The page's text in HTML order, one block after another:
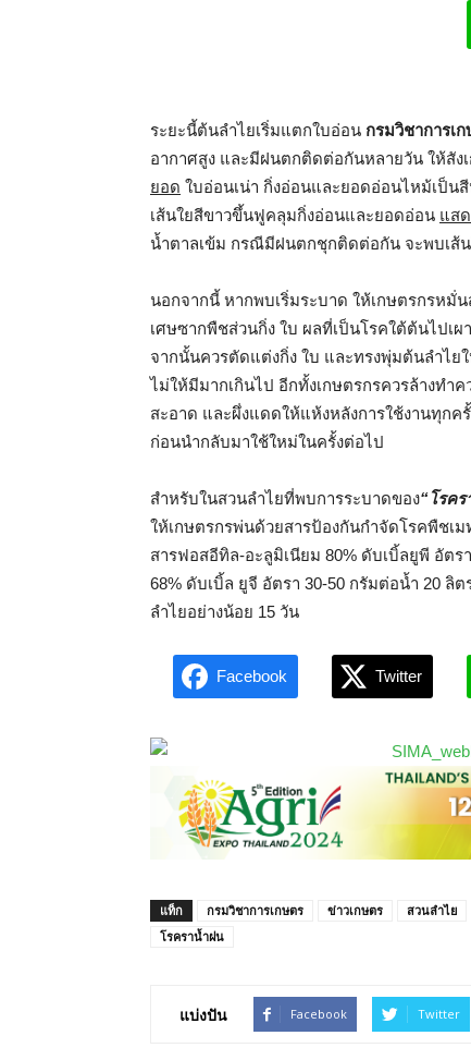
ระยะนี้ต้นลำไยเริ่มแตกใบอ่อน กรมวิชาการเ
อากาศสูง และมีฝนตกติดต่อกันหลายวัน ให้สัง
ยอด ใบอ่อนเน่า กิ่งอ่อนและยอดอ่อนไหม้เป็น
เส้นใยสีขาวขึ้นฟูคลุมกิ่งอ่อนและยอดอ่อน แส
น้ำตาลเข้ม กรณีมีฝนตกชุกติดต่อกัน จะพบเส้
นอกจากนี้ หากพบเริ่มระบาด ให้เกษตรกรหมั่
เศษซากพืชส่วนกิ่ง ใบ ผลที่เป็นโรคใต้ต้นไปเ
จากนั้นควรตัดแต่งกิ่ง ใบ และทรงพุ่มต้นลำไย
ไม่ให้มีมากเกินไป อีกทั้งเกษตรกรควรล้างทำ
สะอาด และผึ่งแดดให้แห้งหลังการใช้งานทุก
ก่อนนำกลับมาใช้ใหม่ในครั้งต่อไป
สำหรับในสวนลำไยที่พบการระบาดของ“โรค
ให้เกษตรกรพ่นด้วยสารป้องกันกำจัดโรคพืชเ
สารฟอสอีทิล-อะลูมิเนียม 80% ดับเบิ้ลยูพี อัต
68% ดับเบิ้ล ยูจี อัตรา 30-50 กรัมต่อน้ำ 20
ลำไยอย่างน้อย 15 วัน
Facebook Twitter
แท็ก กรมวิชาการเกษตร ข่าวเกษตร สวนลำไย
โรคราน้ำฝน
แบ่งปัน Facebook Twitter